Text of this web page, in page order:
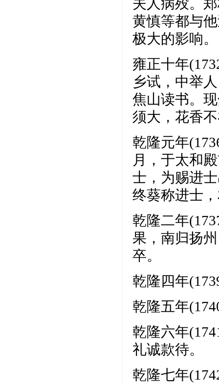
夫人病殁。
黄慎等都与
极大的影响。
雍正十年
乡试，中举
焦山读书。
须大，花香
乾隆元年
月，于太和
士，为赐进
终葵称进士
乾隆二年
果，南归扬
卒。
乾隆四年
乾隆五年
乾隆六年
礼诚款待。
乾隆七年